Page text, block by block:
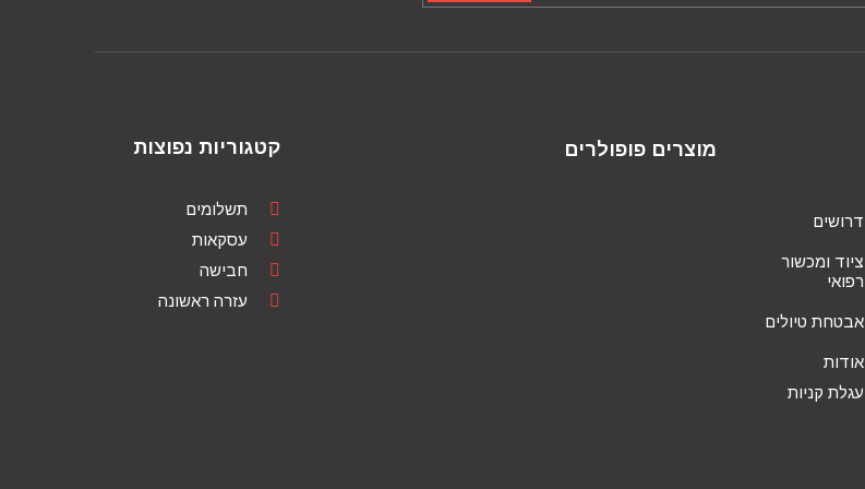
דרושים
ציוד ומכשור
רפואי
אבטחת טיולים
אודות
עגלת קניות
מוצרים פופולרים קטגוריות נפוצות
תשלומים
עסקאות
חבישה
עזרה ראשונה